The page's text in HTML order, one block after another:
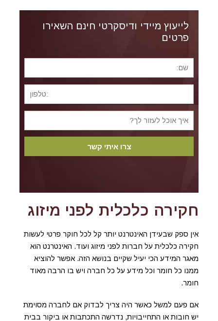
לייעוץ מיידי ודיסקרטי חינם השאירו
פרטים
חקירה כלכלית לפני מיזוג
אין ספק שבעידן האינטרנט יותר קל לכל חוקר פרטי לעשות
חקירה כלכלית על חברות לפני מיזוג ועוד. האינטרנט הוא
מאגר המידע הכי יעיל שקיים בנושא הזה. אפשר להוציא
ממנו כל חומר וכל מידע על כל חברה ויש בו הרבה מאוד
חומר.
אם פעם למשל כאשר היה צריך לבדוק אם לחברה מסוימת
יש חובות או התחייבויות, נדרשה התכתבות או ביקור בבית